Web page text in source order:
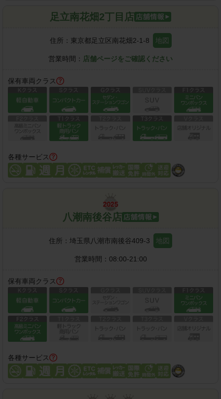
足立南花畑2丁目店
住所： 東京都足立区南花畑2-1-8 地図
営業時間： 店舗ページをご確認ください
保有車両クラス
各種サービス
八潮南後谷店
住所： 埼玉県八潮市南後谷409-3 地図
営業時間： 08:00-21:00
保有車両クラス
各種サービス